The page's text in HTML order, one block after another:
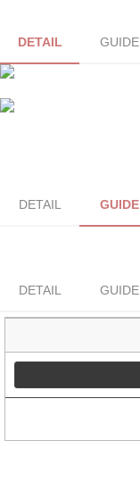
DETAIL GUIDE
DETAIL GUIDE
DETAIL GUIDE